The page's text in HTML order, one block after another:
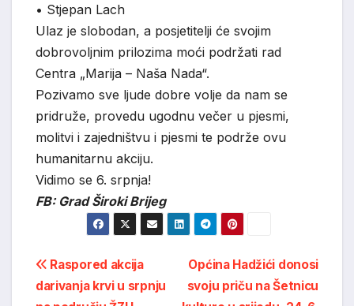
• Stjepan Lach
Ulaz je slobodan, a posjetitelji će svojim
dobrovoljnim prilozima moći podržati rad
Centra „Marija – Naša Nada“.
Pozivamo sve ljude dobre volje da nam se
pridruže, provedu ugodnu večer u pjesmi,
molitvi i zajedništvu i pjesmi te podrže ovu
humanitarnu akciju.
Vidimo se 6. srpnja!
FB: Grad Široki Brijeg
Post
Općina Hadžići donosi
svoju priču na Šetnicu
Raspored akcija
darivanja krvi u srpnju